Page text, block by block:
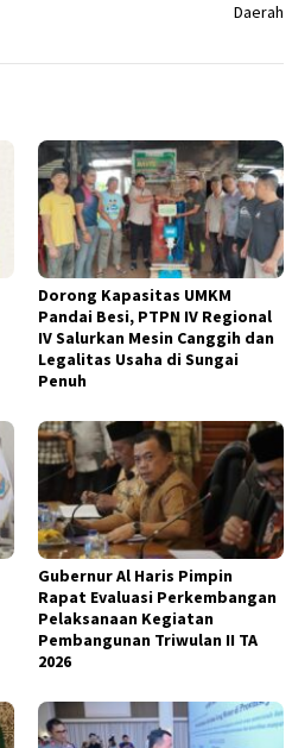
Daerah
Dorong Kapasitas UMKM
Pandai Besi, PTPN IV Regional
IV Salurkan Mesin Canggih dan
Legalitas Usaha di Sungai
Penuh
Gubernur Al Haris Pimpin
Rapat Evaluasi Perkembangan
Pelaksanaan Kegiatan
Pembangunan Triwulan II TA
2026